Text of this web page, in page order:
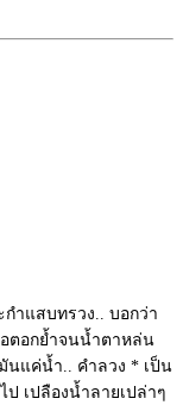
กำแสบทรวง.. บอกว่า
อตอกย้ำจนน้ำตาหล่น
นแค่น้ำ.. คำลวง * เป็น
เปลืองน้ำลายเปล่าๆ